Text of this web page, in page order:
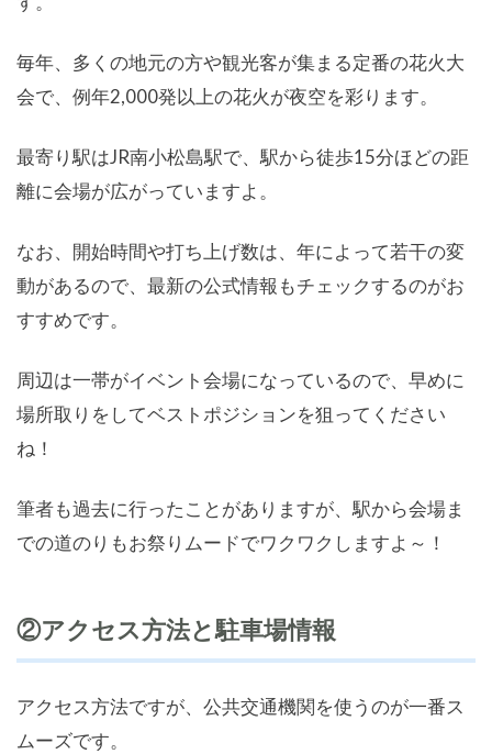
毎年、多くの地元の方や観光客が集まる定番の花火大
会で、例年2,000発以上の花火が夜空を彩ります。
最寄り駅はJR南小松島駅で、駅から徒歩15分ほどの距
離に会場が広がっていますよ。
なお、開始時間や打ち上げ数は、年によって若干の変
動があるので、最新の公式情報もチェックするのがお
すすめです。
周辺は一帯がイベント会場になっているので、早めに
場所取りをしてベストポジションを狙ってください
ね！
筆者も過去に行ったことがありますが、駅から会場ま
での道のりもお祭りムードでワクワクしますよ～！
②アクセス方法と駐車場情報
アクセス方法ですが、公共交通機関を使うのが一番ス
ムーズです。